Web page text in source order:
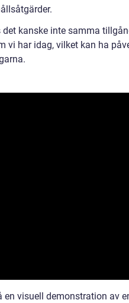
det kanske inte samma
vi har idag, vilket kan ha
visuell demonstration av